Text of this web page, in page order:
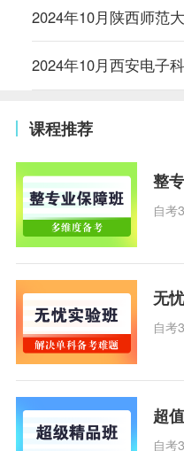
2024年10月陕西师范
2024年10月西安电子
课程推荐
整
自考
无
自考
超
自考